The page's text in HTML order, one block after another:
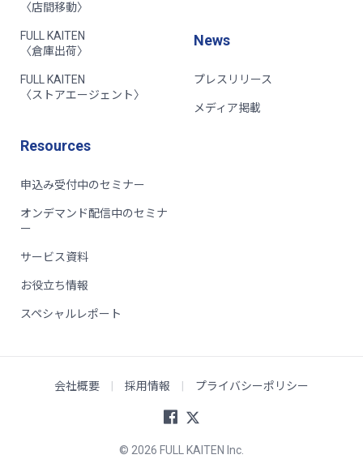
〈店間移動〉
FULL KAITEN
〈倉庫出荷〉
FULL KAITEN
〈ストアエージェント〉
News
プレスリリース
メディア掲載
Resources
申込み受付中のセミナー
オンデマンド配信中のセミナ
ー
サービス資料
お役立ち情報
スペシャルレポート
© 2026 FULL KAITEN Inc.
会社概要 採用情報 プライバシーポリシー